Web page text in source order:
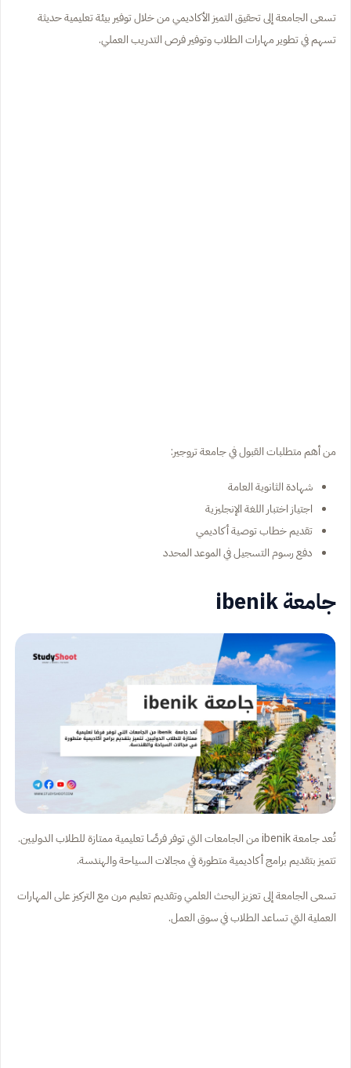
تسعى الجامعة إلى تحقيق التميز الأكاديمي من خلال توفير بيئة تعليمية حديثة
تسهم في تطوير مهارات الطلاب وتوفير فرص التدريب العملي.
من أهم متطلبات القبول في جامعة تروجير:
شهادة الثانوية العامة
اجتياز اختبار اللغة الإنجليزية
تقديم خطاب توصية أكاديمي
دفع رسوم التسجيل في الموعد المحدد
جامعة ibenik
تُعد جامعة ibenik من الجامعات التي توفر فرصًا تعليمية ممتازة للطلاب الدوليين.
تتميز بتقديم برامج أكاديمية متطورة في مجالات السياحة والهندسة.
تسعى الجامعة إلى تعزيز البحث العلمي وتقديم تعليم مرن مع التركيز على المهارات
العملية التي تساعد الطلاب في سوق العمل.